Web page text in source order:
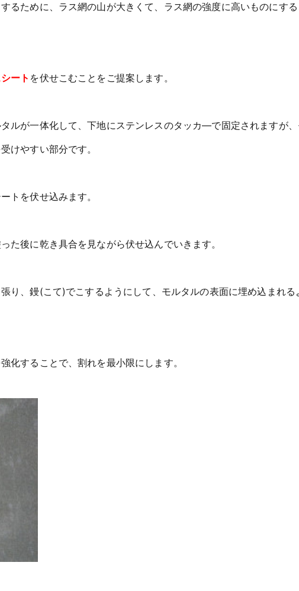
るために、ラス網の山が大きくて、ラス網の強度に高いものにす
ート を伏せこむことをご提案します。
ルが一体化して、下地にステンレスのタッカ―で固定されますが
けやすい部分です。
トを伏せ込みます。
た後に乾き具合を見ながら伏せ込んでいきます。
り、鏝(こて)でこするようにして、モルタルの表面に埋め込まれる
化することで、割れを最小限にします。